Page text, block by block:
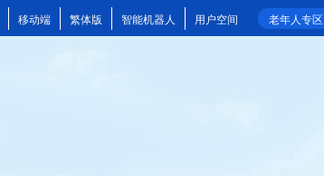
老年人专区
移动端 繁体版 智能机器人 用户空间